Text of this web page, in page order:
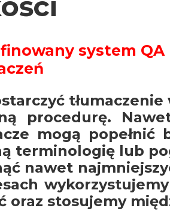
system
procedurę.
mogą popełnić
terminologię lub
nawet
oraz stosujemy